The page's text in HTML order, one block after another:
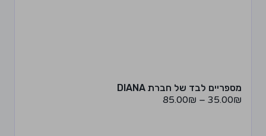
מספריים לבד של חברת DIANA
35.00₪
–
85.00₪